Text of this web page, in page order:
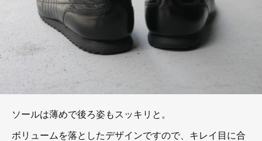
ソールは薄めで後ろ姿もスッキリと。
ボリュームを落としたデザインですので、キレイ目に合